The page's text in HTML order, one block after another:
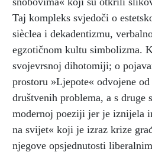
Taj kompleks svjedoči o
sièclea i dekadentizmu,
egzotičnom kultu simbolizma.
svojevrsnoj dihotomiji; o
prostoru »Ljepote« odvojene
društvenih problema, a s druge
modernoj poeziji jer je iznijela
na svijet« koji je izraz krize
njegove opsjednutosti